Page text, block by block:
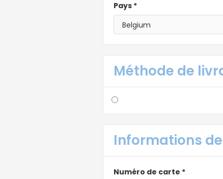
Pays *
Méthode de
Informations
Numéro de carte *